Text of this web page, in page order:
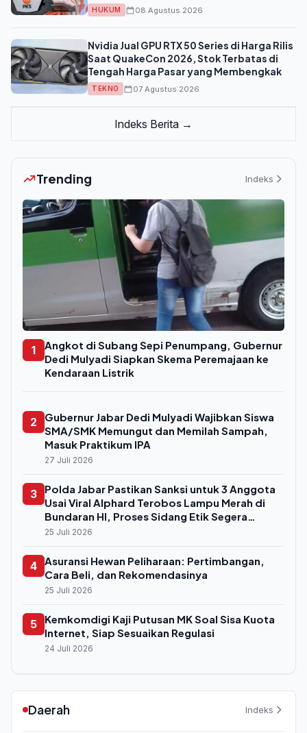
HUKUM 08 Agustus 2026
Nvidia Jual GPU RTX 50 Series di Harga Rilis
Saat QuakeCon 2026, Stok Terbatas di
Tengah Harga Pasar yang Membengkak
TEKNO 07 Agustus 2026
Indeks Berita →
Trending Indeks
1
Angkot di Subang Sepi Penumpang, Gubernur
Dedi Mulyadi Siapkan Skema Peremajaan ke
Kendaraan Listrik
2
Gubernur Jabar Dedi Mulyadi Wajibkan Siswa
SMA/SMK Memungut dan Memilah Sampah,
Masuk Praktikum IPA
27 Juli 2026
3
Polda Jabar Pastikan Sanksi untuk 3 Anggota
Usai Viral Alphard Terobos Lampu Merah di
Bundaran HI, Proses Sidang Etik Segera
Digelar
25 Juli 2026
4 Asuransi Hewan Peliharaan: Pertimbangan,
Cara Beli, dan Rekomendasinya
25 Juli 2026
5
Kemkomdigi Kaji Putusan MK Soal Sisa Kuota
Internet, Siap Sesuaikan Regulasi
24 Juli 2026
Daerah Indeks